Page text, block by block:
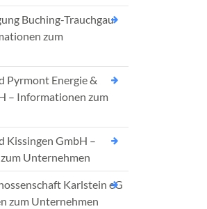
Buching-Trauchgau
zum
Pyrmont Energie &
– Informationen zum
Kissingen GmbH –
Unternehmen
Karlstein eG
zum Unternehmen